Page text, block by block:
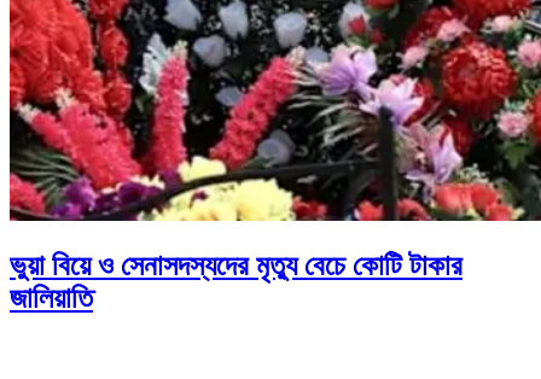
ভুয়া বিয়ে ও সেনাসদস্যদের মৃত্যু বেচে কোটি টাকার
জালিয়াতি